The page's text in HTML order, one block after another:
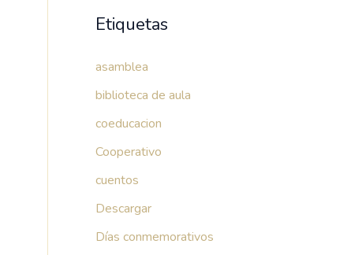
Etiquetas
asamblea
biblioteca de aula
coeducacion
Cooperativo
cuentos
Descargar
Días conmemorativos